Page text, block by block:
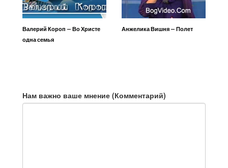
Валерий Короп — Во Христе
одна семья
Анжелика Вишня — Полет
Нам важно ваше мнение (Комментарий)